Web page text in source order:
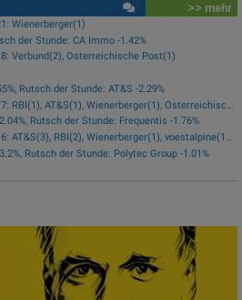
>> mehr
Wienerberger(1)
der Stunde: CA Immo -1.42%
Verbund(2), Österreichische Post(1)
Rutsch der Stunde: AT&S -2.29%
wikifolio-Trades Austro-Aktien 16-17: RBI(1), AT&S(1), Wienerberger(1), Österreichische Post(1)
Rutsch der Stunde: Frequentis -1.76%
wikifolio-Trades Austro-Aktien 15-16: AT&S(3), RBI(2), Wienerberger(1), voestalpine(1), Kontron(1), Bawag(1)
Rutsch der Stunde: Polytec Group -1.01%